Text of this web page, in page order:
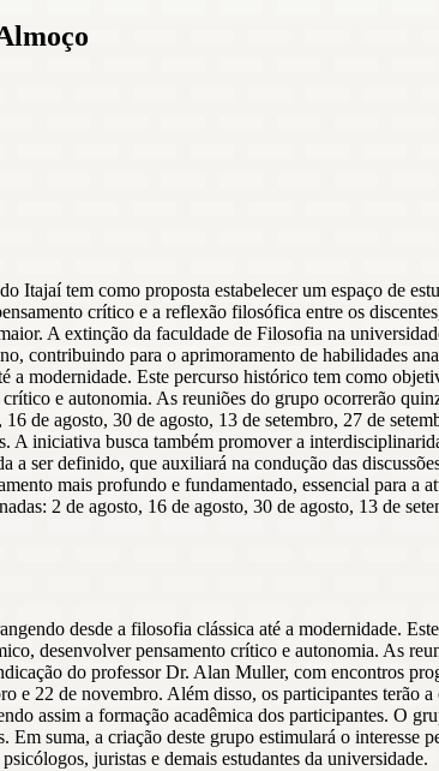
Itajaí tem como proposta estabelecer um espaço de
crítico e a reflexão filosófica entre os
A extinção da faculdade de Filosofia na
contribuindo para o aprimoramento de habilidades
modernidade. Este percurso histórico tem como
e autonomia. As reuniões do grupo ocorrerão
de agosto, 30 de agosto, 13 de setembro, 27 de
A iniciativa busca também promover a
ser definido, que auxiliará na condução das
mais profundo e fundamentado, essencial para a
2 de agosto, 16 de agosto, 30 de agosto, 13 de
desde a filosofia clássica até a modernidade.
desenvolver pensamento crítico e autonomia. As
do professor Dr. Alan Muller, com encontros
e 22 de novembro. Além disso, os participantes terão
assim a formação acadêmica dos participantes. O
suma, a criação deste grupo estimulará o interesse
juristas e demais estudantes da universidade.